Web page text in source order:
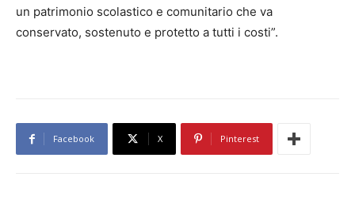
un patrimonio scolastico e comunitario che va
conservato, sostenuto e protetto a tutti i costi”.
Facebook X Pinterest